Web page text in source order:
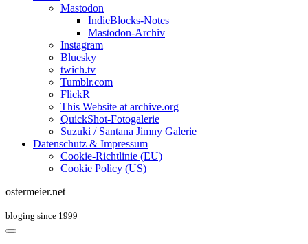
Mastodon
IndieBlocks-Notes
Mastodon-Archiv
Instagram
Bluesky
twich.tv
Tumblr.com
FlickR
This Website at archive.org
QuickShot-Fotogalerie
Suzuki / Santana Jimny Galerie
Datenschutz & Impressum
Cookie-Richtlinie (EU)
Cookie Policy (US)
ostermeier.net
bloging since 1999